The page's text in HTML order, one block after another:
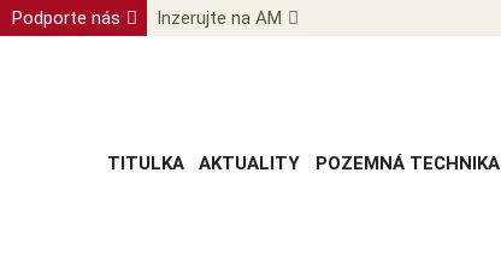
Podporte nás Inzerujte na AM
TITULKA AKTUALITY POZEMNÁ TECHNIKA